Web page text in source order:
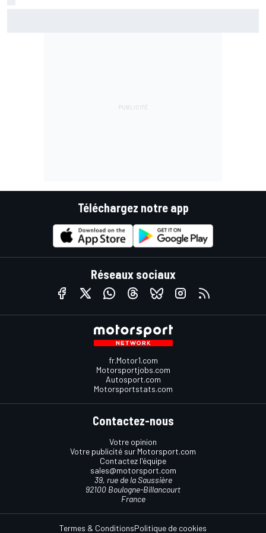
Téléchargez notre app
Réseaux sociaux
fr.Motor1.com
Motorsportjobs.com
Autosport.com
Motorsportstats.com
Contactez-nous
Votre opinion
Votre publicité sur Motorsport.com
Contactez l'équipe
sales@motorsport.com
39, rue de la Saussière
92100 Boulogne-Billancourt
France
Termes & ConditionsPolitique de cookies